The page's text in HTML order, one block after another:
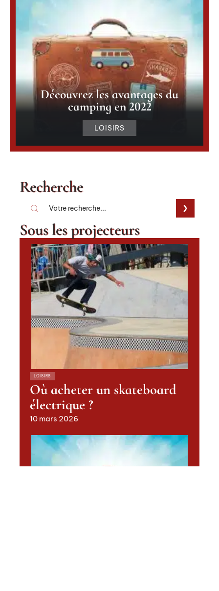
Découvrez les avantages du
camping en 2022
LOISIRS
Recherche
Sous les projecteurs
LOISIRS
Où acheter un skateboard
électrique ?
10 mars 2026